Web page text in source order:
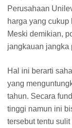
Perusahaan
harga yang
Meski demikian,
jangkauan jangka
Hal ini berarti
yang
tahun. Secara
tinggi namun ini
tersebut tentu